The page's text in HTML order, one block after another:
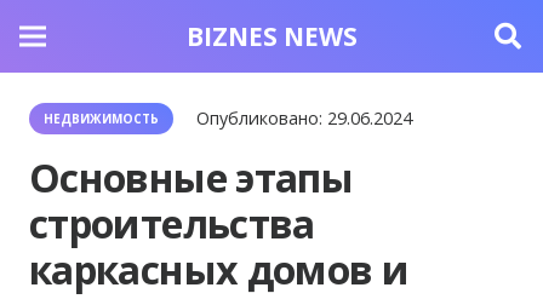
BIZNES NEWS
НЕДВИЖИМОСТЬ Опубликовано: 29.06.2024
Основные этапы
строительства
каркасных домов и